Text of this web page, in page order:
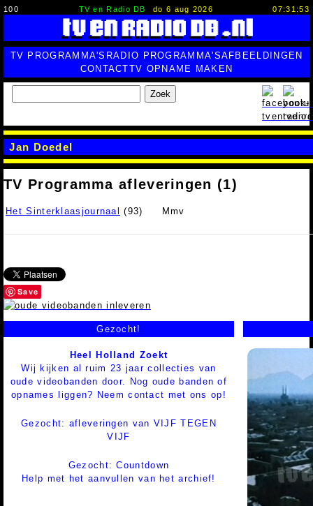
100 TV en Radio DB do 6 aug 2026 07:31:54
TV PROGRAMMA'S RADIO PROGRAMMA'SAFBEELDINGEN
CONTACTTV OPNAME MAKEN
Zoek
Jan Doedel
TV Programma afleveringen (1)
Het Sinterklaasjournaal (93) Mmv
Save
Gezocht!
Heel Holland Zoekt
Wij kijken al ruim 23 jaar collecties van
oude videobanden door. Nog oude banden of
opnames liggen? Neem contact met ons op!
Gezocht: afleveringen van VIJF TEGEN
VIJF
Gezocht: Countdown
Help met het aanvullen van het archief!